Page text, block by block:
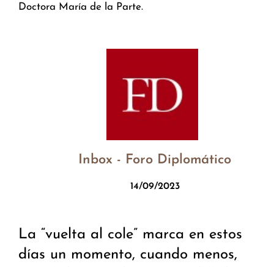
Doctora María de la Parte.
Inbox - Foro Diplomático
14/09/2023
La “vuelta al cole” marca en estos
días un momento, cuando menos,